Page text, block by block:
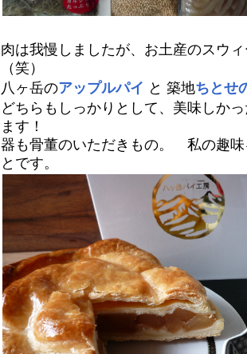
肉は我慢しましたが、お土産のスウ
（笑）
八ヶ岳のアップルパイ と 築地ちとせ
どちらもしっかりとして、美味しか
ます！
器も骨董のいただきもの。 私の趣
とです。